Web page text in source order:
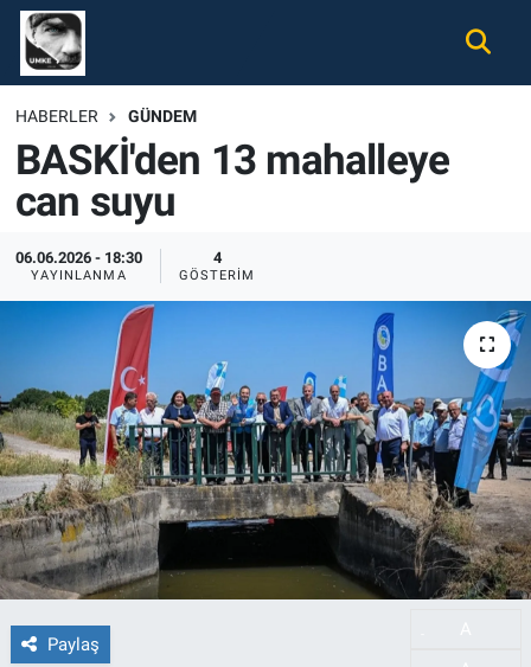
HABERLER GÜNDEM
BASKİ'den 13 mahalleye
can suyu
06.06.2026 - 18:30
YAYINLANMA
4
GÖSTERIM
Paylaş
Gündem
Ekonomi
Spor
Magazin
Tüm Haberler
İletişim
Künye
Nöbetçi Eczaneler
Hava Durumu
Namaz Vakitleri
Trafik Durumu
Süper Lig Puan Durumu ve Fikstür
Tüm Manşetler
Son Dakika Haberleri
Haber Arşivi